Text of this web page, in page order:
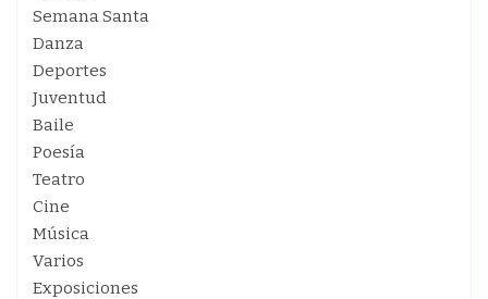
Semana Santa
Danza
Deportes
Juventud
Baile
Poesía
Teatro
Cine
Música
Varios
Exposiciones